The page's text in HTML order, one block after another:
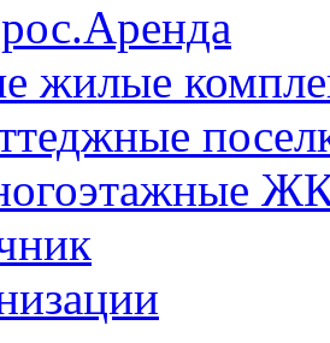
жилые